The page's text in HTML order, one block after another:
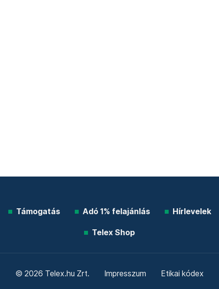
Támogatás Adó 1% felajánlás Hírlevelek
Telex Shop
© 2026 Telex.hu Zrt. Impresszum Etikai kódex